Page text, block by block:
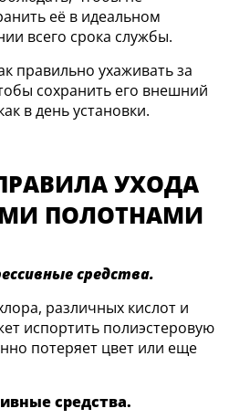
её в идеальном
всего срока службы.
правильно ухаживать за
сохранить его внешний
в день установки.
УХОДА
ПОЛОТНАМИ
средства.
различных кислот и
испортить полиэстеровую
потеряет цвет или еще
средства.